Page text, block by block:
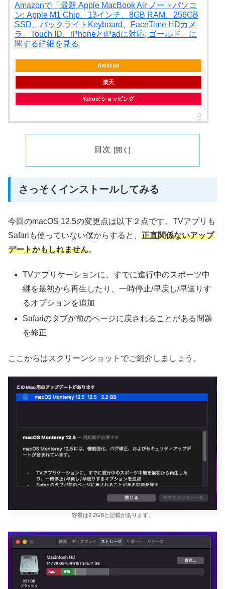
Amazonで「最新 Apple MacBook Air ノートパソコ
ン: Apple M1 Chip、13インチ、8GB RAM、256GB
SSD、バックライトKeyboard、FaceTime HDカメ
ラ、Touch ID、iPhoneとiPadに対応; ゴールド」に
関する詳細を見る
Amazon
楽天
Yahoo!ショッピング
目次
さっそくインストールしてみる
今回のmacOS 12.5の変更点は以下２点です。TVアプリも
Safariも使っていない僕からすると、 正直関係ないアップ
デートかもしれません。
TVアプリケーションに、すでに進行中のスポーツ中
継を最初から再生したり、一時停止/早戻し/早送りす
るオプションを追加
Safariのタブが前のページに戻されることがある問題
を修正
ここからはスクリーンショットでご紹介しましょう。
容量は2.2GBと記載があります。